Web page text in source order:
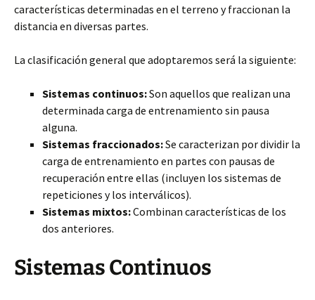
características determinadas en el terreno y fraccionan la
distancia en diversas partes.
La clasificación general que adoptaremos será la siguiente:
Sistemas continuos:Son aquellos que realizan una
determinada carga de entrenamiento sin pausa
alguna.
Sistemas fraccionados:Se caracterizan por dividir la
carga de entrenamiento en partes con pausas de
recuperación entre ellas (incluyen los sistemas de
repeticiones y los interválicos).
Sistemas mixtos:Combinan características de los
dos anteriores.
Sistemas Continuos